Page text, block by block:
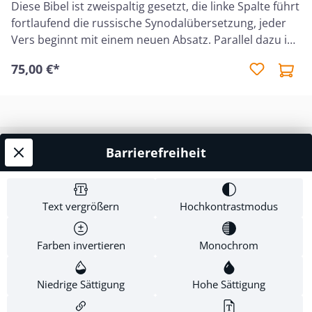
Diese Bibel ist zweispaltig gesetzt, die linke Spalte führt
fortlaufend die russische Synodalübersetzung, jeder
Vers beginnt mit einem neuen Absatz. Parallel dazu in
Schlachter 2000. Neuauflage 2026
75,00 €*
Service-Hotline
Shop Service
Informationen
Newsletter
Text vergrößern Hochkontrastmodus
Farben invertieren Monochrom
Niedrige Sättigung Hohe Sättigung
Barrierefreiheit